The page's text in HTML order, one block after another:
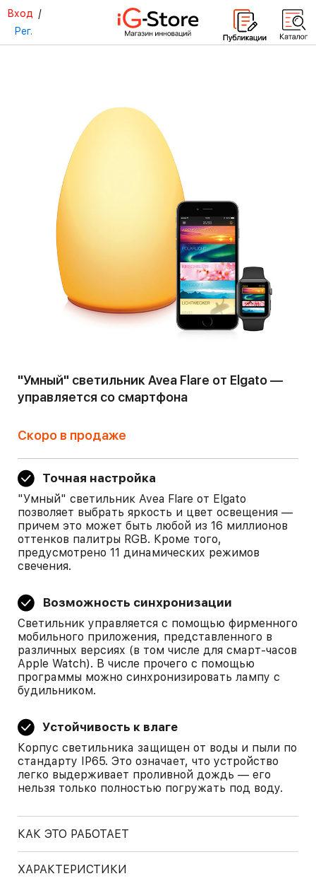
Вход /
Рег.
"Умный" светильник Avea Flare от Elgato —
управляется со смартфона
Скоро в продаже
Точная настройка
"Умный" светильник Avea Flare от Elgato
позволяет выбрать яркость и цвет освещения —
причем это может быть любой из 16 миллионов
оттенков палитры RGB. Кроме того,
предусмотрено 11 динамических режимов
свечения.
Возможность синхронизации
Светильник управляется с помощью фирменного
мобильного приложения, представленного в
различных версиях (в том числе для смарт-часов
Apple Watch). В числе прочего с помощью
программы можно синхронизировать лампу с
будильником.
Устойчивость к влаге
Корпус светильника защищен от воды и пыли по
стандарту IP65. Это означает, что устройство
легко выдерживает проливной дождь — его
нельзя только полностью погружать под воду.
КАК ЭТО РАБОТАЕТ
ХАРАКТЕРИСТИКИ